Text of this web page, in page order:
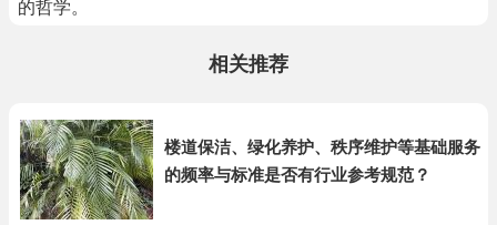
的哲学。
相关推荐
楼道保洁、绿化养护、秩序维护等基础服务
的频率与标准是否有行业参考规范？